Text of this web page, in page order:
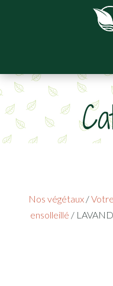
Nos végétaux /
ensolleillé /